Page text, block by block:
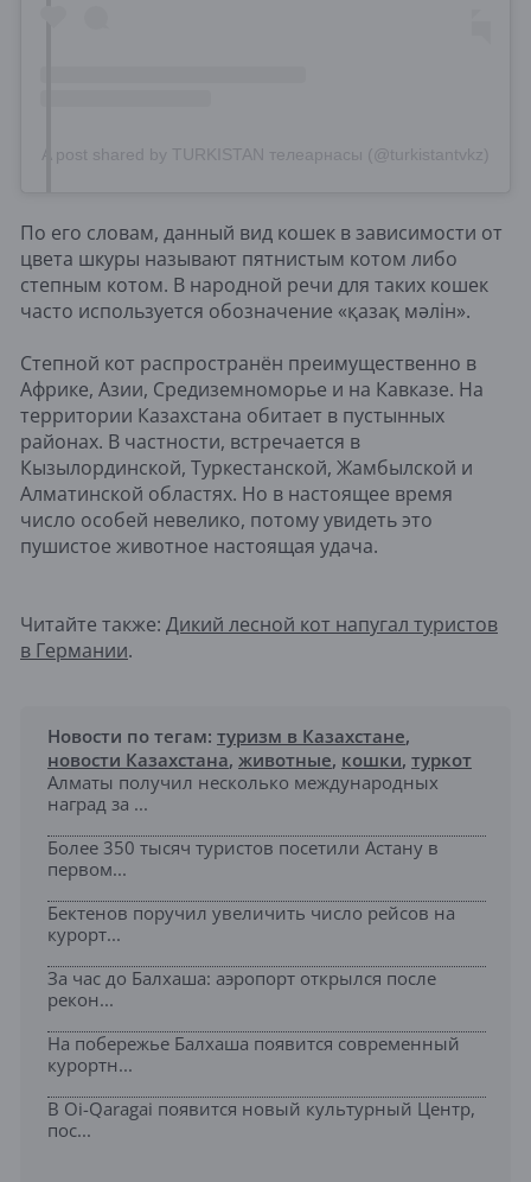
A post shared by TURKISTAN телеарнасы (@turkistantvkz)
По его словам, данный вид кошек в зависимости от
цвета шкуры называют пятнистым котом либо
степным котом. В народной речи для таких кошек
часто используется обозначение «қазақ мәлін».
Степной кот распространён преимущественно в
Африке, Азии, Средиземноморье и на Кавказе. На
территории Казахстана обитает в пустынных
районах. В частности, встречается в
Кызылординской, Туркестанской, Жамбылской и
Алматинской областях. Но в настоящее время
число особей невелико, потому увидеть это
пушистое животное настоящая удача.
Читайте также: Дикий лесной кот напугал туристов
в Германии.
Новости по тегам: туризм в Казахстане,
новости Казахстана, животные, кошки, туркот
Алматы получил несколько международных
наград за ...
Более 350 тысяч туристов посетили Астану в
первом...
Бектенов поручил увеличить число рейсов на
курорт...
За час до Балхаша: аэропорт открылся после
рекон...
На побережье Балхаша появится современный
курортн...
В Oi-Qaragai появится новый культурный Центр,
пос...